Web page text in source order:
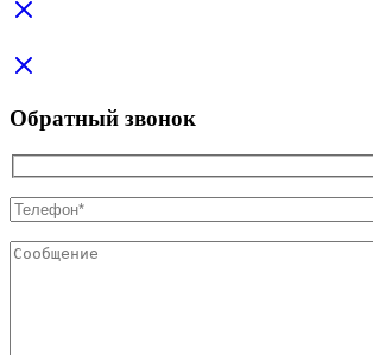
Обратный звонок